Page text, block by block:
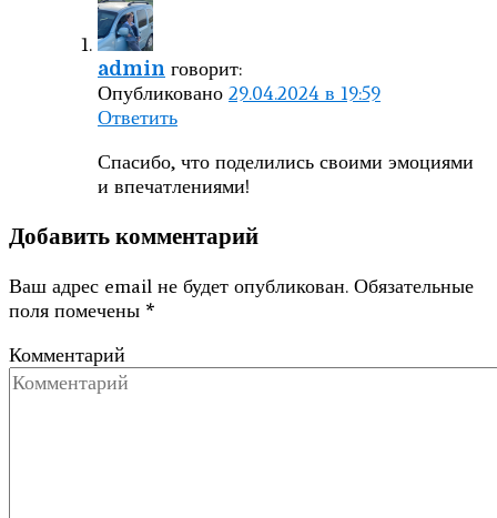
admin говорит:
Опубликовано 29.04.2024 в 19:59
Ответить
Спасибо, что поделились своими эмоциями
и впечатлениями!
Добавить комментарий
Ваш адрес email не будет опубликован. Обязательные
поля помечены *
Комментарий